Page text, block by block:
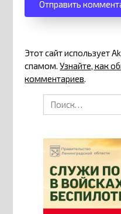
Этот сайт использует
спамом.Узнайте, как
комментариев.
Search
for: